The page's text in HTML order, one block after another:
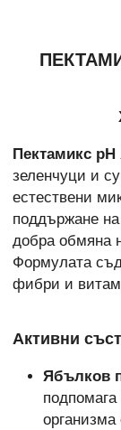
Пектамикс
зеленчуци и
естествени
поддържане на
добра обмяна
Формулата
фибри и
Активни
Ябълков